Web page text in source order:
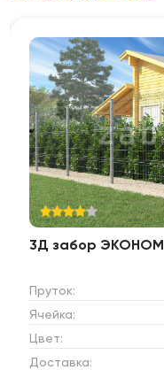
3Д забор ЭКОНОМ
Пруток:
Ячейка:
Цвет:
Доставка: